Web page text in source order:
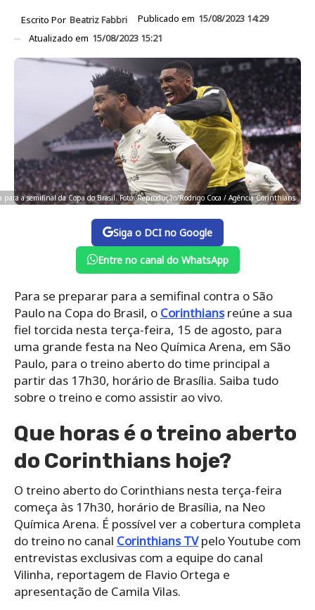
Escrito Por Beatriz Fabbri Publicado em 15/08/2023 14:29
Atualizado em 15/08/2023 15:21
a semifinal da Copa do Brasil. Foto: Reprodução/Rodrigo Coca / Agência Corinthians
Siga o DCI no Google
Entre no canal do WhatsApp
Para se preparar para a semifinal contra o São
Paulo na Copa do Brasil, o Corinthiansreúne a sua
fiel torcida nesta terça-feira, 15 de agosto, para
uma grande festa na Neo Química Arena, em São
Paulo, para o treino aberto do time principal a
partir das 17h30, horário de Brasília. Saiba tudo
sobre o treino e como assistir ao vivo.
Que horas é o treino aberto
do Corinthians hoje?
O treino aberto do Corinthians nesta terça-feira
começa às 17h30, horário de Brasília, na Neo
Química Arena. É possível ver a cobertura completa
do treino no canal Corinthians TVpelo Youtube com
entrevistas exclusivas com a equipe do canal
Vilinha, reportagem de Flavio Ortega e
apresentação de Camila Vilas.